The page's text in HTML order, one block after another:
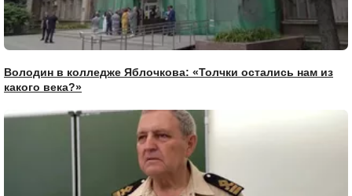
Володин в колледже Яблочкова: «Толчки остались нам из
какого века?»